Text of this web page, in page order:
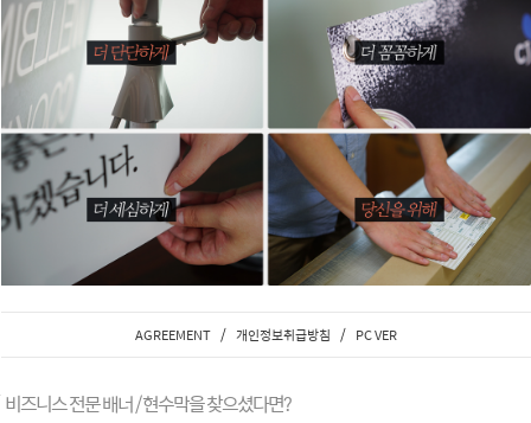
AGREEMENT / 개인정보취급방침 / PC VER
비즈니스 전문 배너 / 현수막을 찾으셨다면?